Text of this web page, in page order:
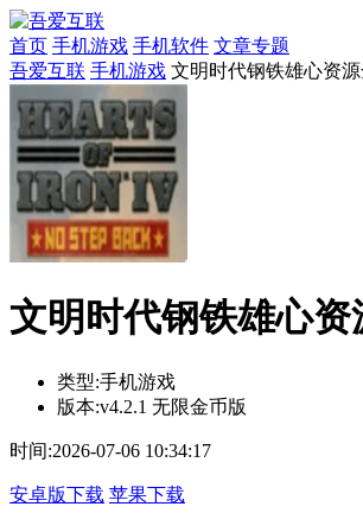
首页 手机游戏 手机软件 文章专题
吾爱互联 手机游戏 文明时代钢铁雄心资
文明时代钢铁雄心
类型:手机游戏
版本:v4.2.1 无限金币版
时间:2026-07-06 10:34:17
安卓版下载 苹果下载